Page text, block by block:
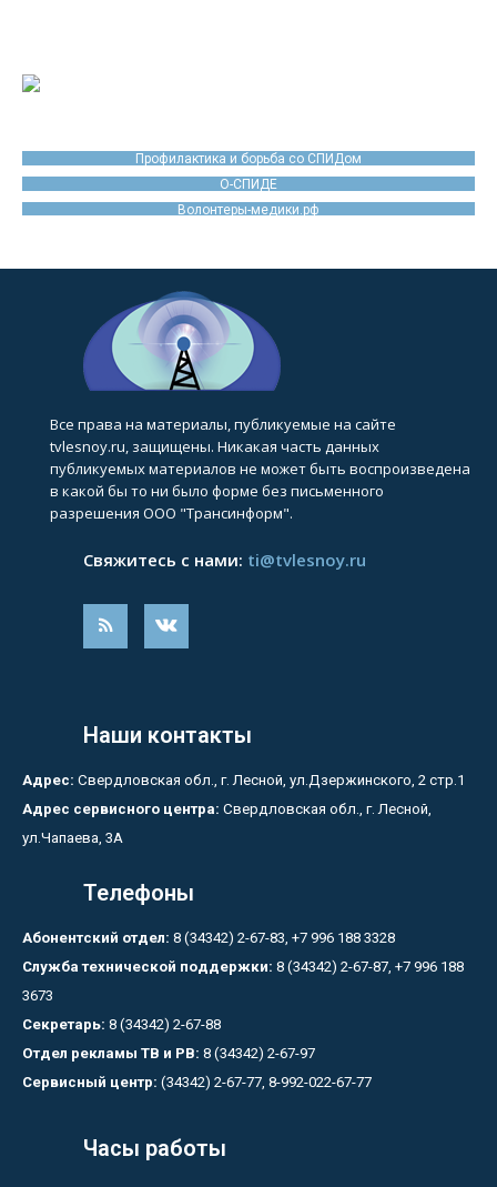
Профилактика и борьба со СПИДом
О-СПИДЕ
Волонтеры-медики.рф
Все права на материалы, публикуемые на сайте
tvlesnoy.ru, защищены. Никакая часть данных
публикуемых материалов не может быть воспроизведена
в какой бы то ни было форме без письменного
разрешения ООО "Трансинформ".
Свяжитесь с нами: ti@tvlesnoy.ru
Наши контакты
Адрес: Свердловская обл., г. Лесной, ул.Дзержинского, 2 стр.1
Адрес сервисного центра: Свердловская обл., г. Лесной,
ул.Чапаева, 3А
Телефоны
Абонентский отдел: 8 (34342) 2-67-83, +7 996 188 3328
Служба технической поддержки: 8 (34342) 2-67-87, +7 996 188
3673
Секретарь: 8 (34342) 2-67-88
Отдел рекламы ТВ и РВ: 8 (34342) 2-67-97
Сервисный центр: (34342) 2-67-77, 8-992-022-67-77
Часы работы